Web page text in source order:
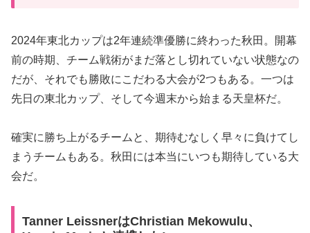
2024年東北カップは2年連続準優勝に終わった秋田。開幕
前の時期、チーム戦術がまだ落とし切れていない状態なの
だが、それでも勝敗にこだわる大会が2つもある。一つは
先日の東北カップ、そして今週末から始まる天皇杯だ。
確実に勝ち上がるチームと、期待むなしく早々に負けてし
まうチームもある。秋田には本当にいつも期待している大
会だ。
Tanner LeissnerはChristian Mekowulu、